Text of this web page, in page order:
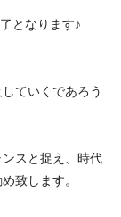
となります♪
ていくであろう
スと捉え、時代
致します。